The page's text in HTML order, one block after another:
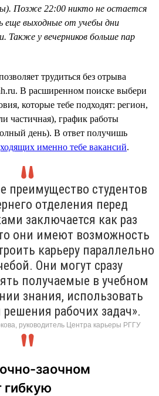
Позже 22:00 никто не остается
еще выходные от учебы дни
Также у вечерников больше пар
трудиться без отрыва
В расширенном поиске выбери
которые тебе подходят: регион,
частичная), график работы
день). В ответ получишь
именно тебе вакансий.
преимущество студентов
отделения перед
заключается как раз
они имеют возможность
карьеру параллельно
Они могут сразу
получаемые в учебном
знания, использовать
решения рабочих задач».
руководитель Центра карьеры РГГУ
заочном
гибкую